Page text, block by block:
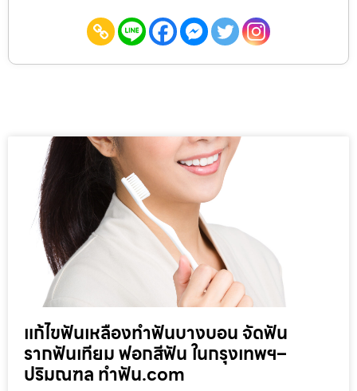
แก้ไขฟันเหลืองทำฟันบางบอน จัดฟัน
รากฟันเทียม ฟอกสีฟัน ในกรุงเทพฯ–
ปริมณฑล ทำฟัน.com